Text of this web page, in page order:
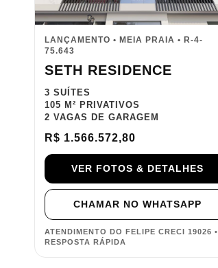
LANÇAMENTO • MEIA PRAIA • R-4-
75.643
SETH RESIDENCE
3 SUÍTES
105 M² PRIVATIVOS
2 VAGAS DE GARAGEM
R$ 1.566.572,80
VER FOTOS & DETALHES
CHAMAR NO WHATSAPP
ATENDIMENTO DO FELIPE CRECI 19026 •
RESPOSTA RÁPIDA